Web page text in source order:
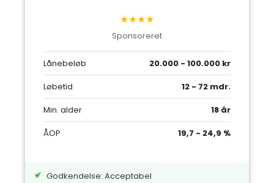
★★★★
Sponsoreret
Lånebeløb
20.000 - 100.000 kr
Løbetid
12 - 72 mdr.
Min. alder
18 år
ÅOP
19,7 - 24,9 %
Godkendelse: Acceptabel